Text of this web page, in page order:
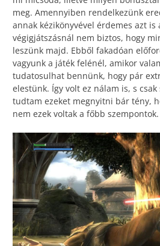
meg. Amennyiben rendelkezünk
annak kézikönyvével érdemes azt
végigjátszásnál nem biztos, hogy
leszünk majd. Ebből fakadóan
vagyunk a játék felénél, amikor
tudatosulhat bennünk, hogy pár
elestünk. Így volt ez nálam is, s
tudtam ezeket megnyitni bár tény,
nem ezek voltak a főbb szempontok.